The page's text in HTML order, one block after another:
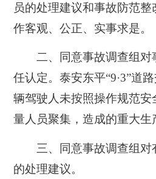
员的处理建议和事故防范
作客观、公正、实事求是。
二、同意事故调查组对
任认定。泰安东平“9·3”道
辆驾驶人未按照操作规范
量人员聚集，造成的重大生
三、同意事故调查组对
的处理建议。